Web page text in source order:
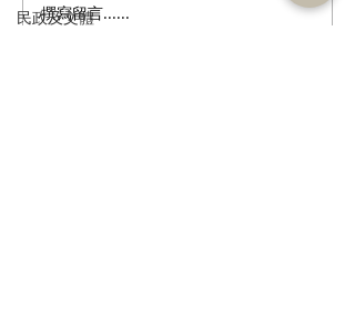
民政及文體港區全國人大代表團考察
撰寫留言......